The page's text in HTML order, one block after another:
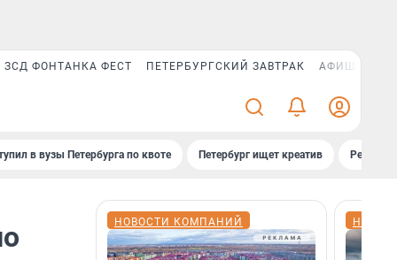
ЗСД ФОНТАНКА ФЕСТ ПЕТЕРБУРГСКИЙ ЗАВТРАК АФИША PLUS
в вузы Петербурга по квоте Петербург ищет креатив
НОВОСТИ КОМПАНИЙ